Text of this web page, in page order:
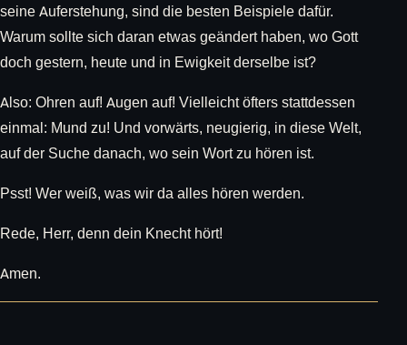
seine Auferstehung, sind die besten Beispiele dafür.
Warum sollte sich daran etwas geändert haben, wo Gott
doch gestern, heute und in Ewigkeit derselbe ist?
Also: Ohren auf! Augen auf! Vielleicht öfters stattdessen
einmal: Mund zu! Und vorwärts, neugierig, in diese Welt,
auf der Suche danach, wo sein Wort zu hören ist.
Psst! Wer weiß, was wir da alles hören werden.
Rede, Herr, denn dein Knecht hört!
Amen.